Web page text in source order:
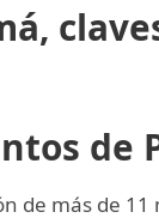
de
de más de